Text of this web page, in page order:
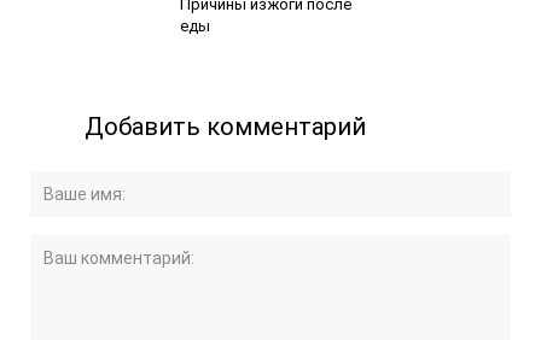
Причины изжоги после
еды
Добавить комментарий